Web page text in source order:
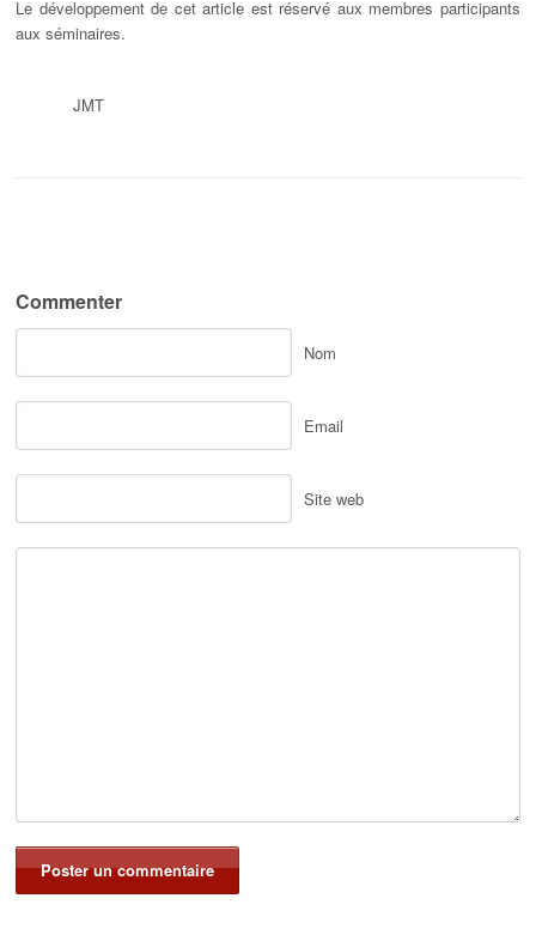
Le développement de cet article est réservé aux membres participants
aux séminaires.
JMT
Commenter
Nom
Email
Site web